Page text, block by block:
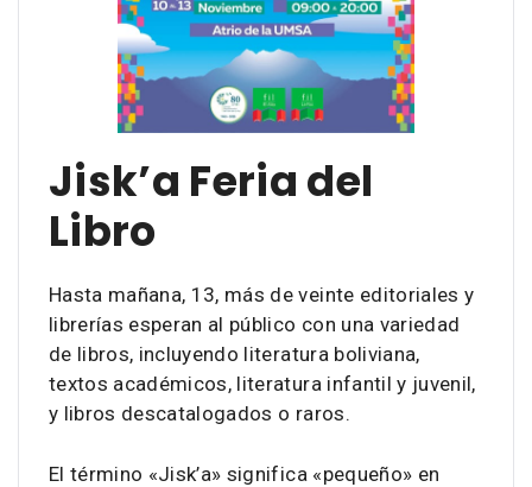
Jisk’a Feria del
Libro
Hasta mañana, 13, más de veinte editoriales y
librerías esperan al público con una variedad
de libros, incluyendo literatura boliviana,
textos académicos, literatura infantil y juvenil,
y libros descatalogados o raros.
El término «Jisk’a» significa «pequeño» en